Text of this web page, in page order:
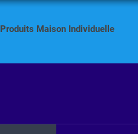
Produits Maison Individuelle